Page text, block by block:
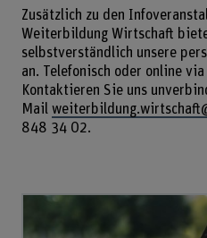
Zusätzlich zu den
Weiterbildung Wirtschaft
selbstverständlich unsere
an. Telefonisch oder online via
Kontaktieren Sie uns
Mail
848 34 02.